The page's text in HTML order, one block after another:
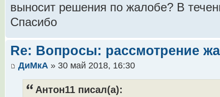
выносит решения по жалобе? В
Спасибо
Re: Вопросы: рассмотрение
ДиМкА » 30 май 2018, 16:30
Антон11 писал(а):